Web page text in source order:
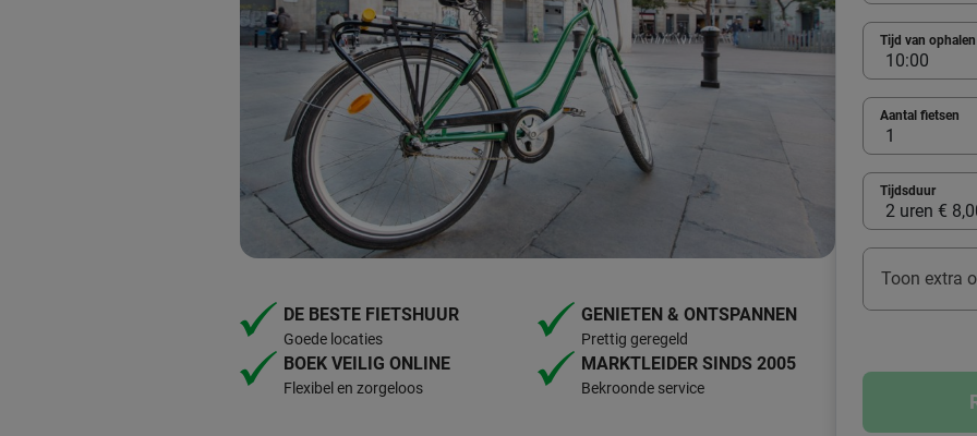
DE BESTE FIETSHUUR
Goede locaties
GENIETEN & ONTSPANNEN
Prettig geregeld
BOEK VEILIG ONLINE
Flexibel en zorgeloos
MARKTLEIDER SINDS 2005
Bekroonde service
Tijd van ophalen
Aantal fietsen
Tijdsduur
Toon extra